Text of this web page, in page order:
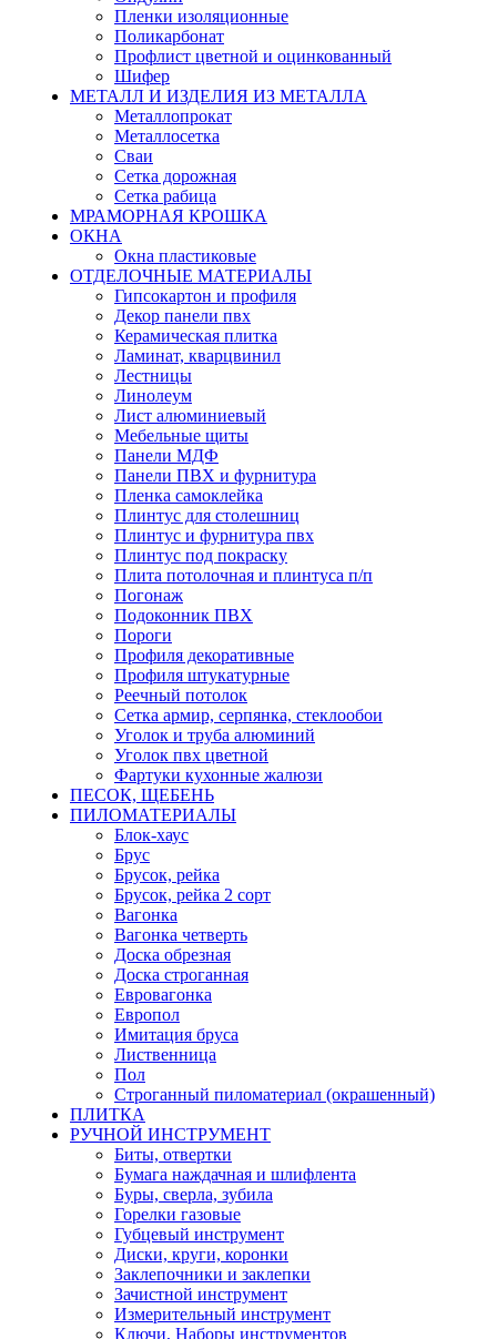
Пленки изоляционные
Поликарбонат
Профлист цветной и оцинкованный
Шифер
МЕТАЛЛ И ИЗДЕЛИЯ ИЗ МЕТАЛЛА
Металлопрокат
Металлосетка
Сваи
Сетка дорожная
Сетка рабица
МРАМОРНАЯ КРОШКА
ОКНА
Окна пластиковые
ОТДЕЛОЧНЫЕ МАТЕРИАЛЫ
Гипсокартон и профиля
Декор панели пвх
Керамическая плитка
Ламинат, кварцвинил
Лестницы
Линолеум
Лист алюминиевый
Мебельные щиты
Панели МДФ
Панели ПВХ и фурнитура
Пленка самоклейка
Плинтус для столешниц
Плинтус и фурнитура пвх
Плинтус под покраску
Плита потолочная и плинтуса п/п
Погонаж
Подоконник ПВХ
Пороги
Профиля декоративные
Профиля штукатурные
Реечный потолок
Сетка армир, серпянка, стеклообои
Уголок и труба алюминий
Уголок пвх цветной
Фартуки кухонные жалюзи
ПЕСОК, ЩЕБЕНЬ
ПИЛОМАТЕРИАЛЫ
Блок-хаус
Брус
Брусок, рейка
Брусок, рейка 2 сорт
Вагонка
Вагонка четверть
Доска обрезная
Доска строганная
Евровагонка
Европол
Имитация бруса
Лиственница
Пол
Строганный пиломатериал (окрашенный)
ПЛИТКА
РУЧНОЙ ИНСТРУМЕНТ
Биты, отвертки
Бумага наждачная и шлифлента
Буры, сверла, зубила
Горелки газовые
Губцевый инструмент
Диски, круги, коронки
Заклепочники и заклепки
Зачистной инструмент
Измерительный инструмент
Ключи, Наборы инструментов